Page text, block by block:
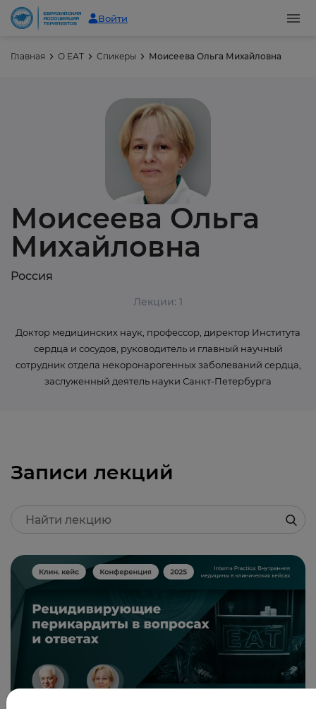
Войти
Главная О ЕАТ Спикеры Моисеева Ольга Михайловна
Моисеева Ольга
Михайловна
Россия
Лекции: 1
Доктор медицинских наук, профессор, директор Института
сердца и сосудов, руководитель и главный научный
сотрудник отдела некоронарогенных заболеваний сердца,
заслуженный деятель науки Санкт-Петербурга
Записи лекций